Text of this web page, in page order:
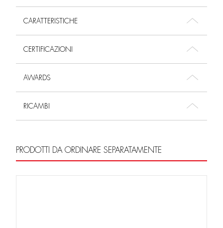
CARATTERISTICHE
CERTIFICAZIONI
AWARDS
RICAMBI
PRODOTTI DA ORDINARE SEPARATAMENTE